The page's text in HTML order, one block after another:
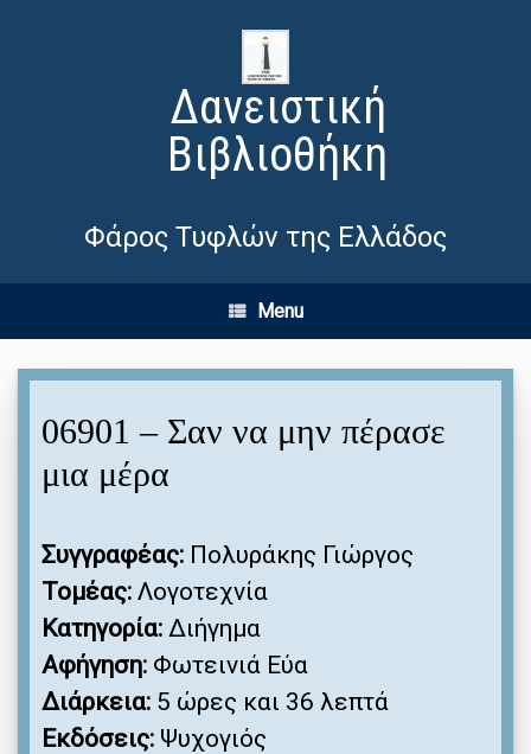
Δανειστική
Βιβλιοθήκη
Φάρος Τυφλών της Ελλάδος
Menu
06901 – Σαν να μην πέρασε
μια μέρα
Συγγραφέας: Πολυράκης Γιώργος
Τομέας: Λογοτεχνία
Κατηγορία: Διήγημα
Αφήγηση: Φωτεινιά Εύα
Διάρκεια: 5 ώρες και 36 λεπτά
Εκδόσεις: Ψυχογιός